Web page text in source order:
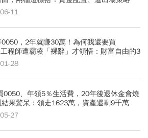
11
，2年就賺30萬！為何我還要買
程師遭霸凌「裸辭」才領悟：財富自由的3
28
0050、年領5％生活費，20年後退休金會燒
果驚呆：領走1623萬，資產還剩9千萬
27